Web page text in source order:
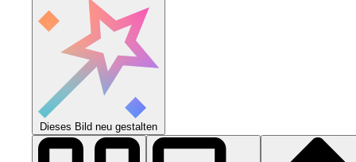
Dieses Bild neu gestalten